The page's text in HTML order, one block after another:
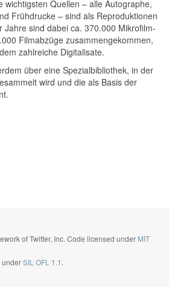
wichtigsten Quellen – alle Autographe,
Frühdrucke – sind als Reproduktionen
Jahre sind dabei ca. 370.000 Mikrofilm-
Filmabzüge zusammengekommen,
zahlreiche Digitalisate.
über eine Spezialbibliothek, in der
wird und die als Basis der
of Twitter, Inc. Code licensed under MIT
underSIL OFL 1.1 .